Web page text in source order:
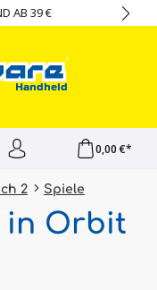
AB 39 €
0,00 €*
2 Spiele
in Orbit